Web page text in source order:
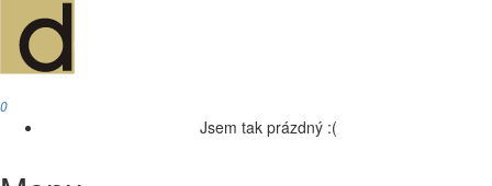
0
Jsem tak prázdný :(